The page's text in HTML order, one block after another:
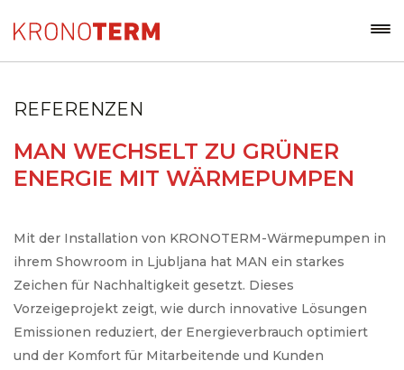
REFERENZEN
MAN WECHSELT ZU GRÜNER
ENERGIE MIT WÄRMEPUMPEN
Mit der Installation von KRONOTERM-Wärmepumpen in
ihrem Showroom in Ljubljana hat MAN ein starkes
Zeichen für Nachhaltigkeit gesetzt. Dieses
Vorzeigeprojekt zeigt, wie durch innovative Lösungen
Emissionen reduziert, der Energieverbrauch optimiert
und der Komfort für Mitarbeitende und Kunden